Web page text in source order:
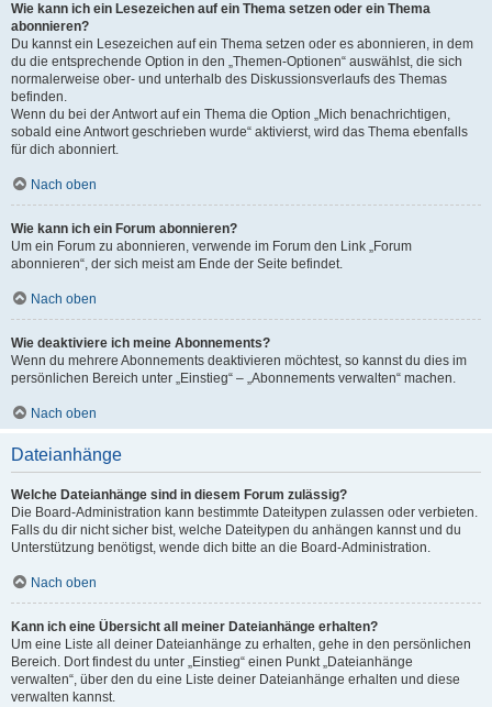
Wie kann ich ein Lesezeichen auf ein Thema setzen oder ein Thema
abonnieren?
Du kannst ein Lesezeichen auf ein Thema setzen oder es abonnieren, in dem
du die entsprechende Option in den „Themen-Optionen“ auswählst, die sich
normalerweise ober- und unterhalb des Diskussionsverlaufs des Themas
befinden.
Wenn du bei der Antwort auf ein Thema die Option „Mich benachrichtigen,
sobald eine Antwort geschrieben wurde“ aktivierst, wird das Thema ebenfalls
für dich abonniert.
Nach oben
Wie kann ich ein Forum abonnieren?
Um ein Forum zu abonnieren, verwende im Forum den Link „Forum
abonnieren“, der sich meist am Ende der Seite befindet.
Nach oben
Wie deaktiviere ich meine Abonnements?
Wenn du mehrere Abonnements deaktivieren möchtest, so kannst du dies im
persönlichen Bereich unter „Einstieg“ – „Abonnements verwalten“ machen.
Nach oben
Dateianhänge
Welche Dateianhänge sind in diesem Forum zulässig?
Die Board-Administration kann bestimmte Dateitypen zulassen oder verbieten.
Falls du dir nicht sicher bist, welche Dateitypen du anhängen kannst und du
Unterstützung benötigst, wende dich bitte an die Board-Administration.
Nach oben
Kann ich eine Übersicht all meiner Dateianhänge erhalten?
Um eine Liste all deiner Dateianhänge zu erhalten, gehe in den persönlichen
Bereich. Dort findest du unter „Einstieg“ einen Punkt „Dateianhänge
verwalten“, über den du eine Liste deiner Dateianhänge erhalten und diese
verwalten kannst.